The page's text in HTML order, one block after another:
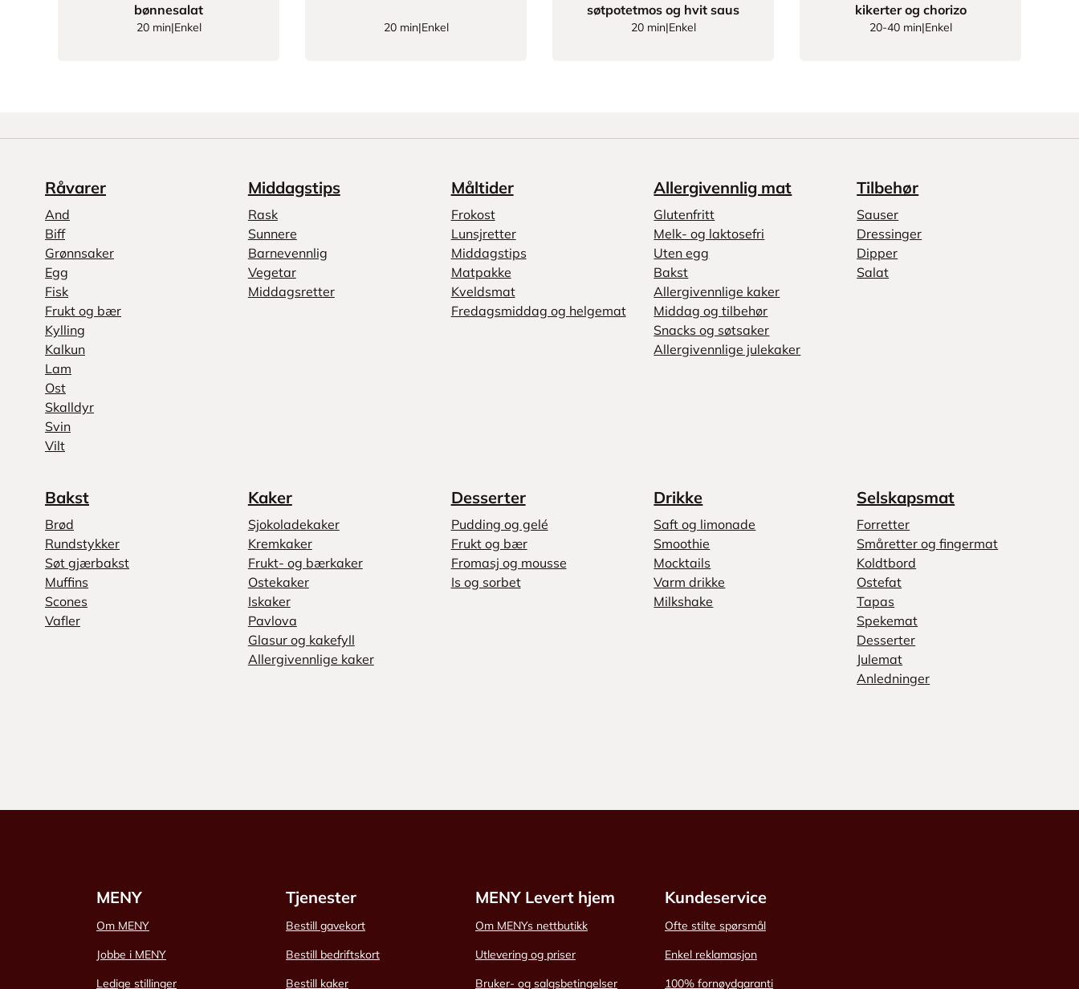
bønnesalat
20 min|Enkel 20 min|Enkel
søtpotetmos og hvit saus
20 min|Enkel
kikerter og chorizo
20-40 min|Enkel
Råvarer
And
Biff
Grønnsaker
Egg
Fisk
Frukt og bær
Kylling
Kalkun
Lam
Ost
Skalldyr
Svin
Vilt
Middagstips
Rask
Sunnere
Barnevennlig
Vegetar
Middagsretter
Måltider
Frokost
Lunsjretter
Middagstips
Matpakke
Kveldsmat
Fredagsmiddag og helgemat
Allergivennlig mat
Glutenfritt
Melk- og laktosefri
Uten egg
Bakst
Allergivennlige kaker
Middag og tilbehør
Snacks og søtsaker
Allergivennlige julekaker
Tilbehør
Sauser
Dressinger
Dipper
Salat
Bakst
Brød
Rundstykker
Søt gjærbakst
Muffins
Scones
Vafler
Kaker
Sjokoladekaker
Kremkaker
Frukt- og bærkaker
Ostekaker
Iskaker
Pavlova
Glasur og kakefyll
Allergivennlige kaker
Desserter
Pudding og gelé
Frukt og bær
Fromasj og mousse
Is og sorbet
Drikke
Saft og limonade
Smoothie
Mocktails
Varm drikke
Milkshake
Selskapsmat
Forretter
Småretter og fingermat
Koldtbord
Ostefat
Tapas
Spekemat
Desserter
Julemat
Anledninger
MENY
Om MENY
Jobbe i MENY
Ledige stillinger
Tjenester
Bestill gavekort
Bestill bedriftskort
Bestill kaker
MENY Levert hjem
Om MENYs nettbutikk
Utlevering og priser
Bruker- og salgsbetingelser
Kundeservice
Ofte stilte spørsmål
Enkel reklamasjon
100% fornøydgaranti